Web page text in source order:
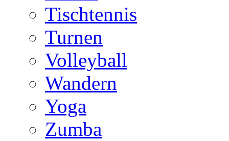
Tischtennis
Turnen
Volleyball
Wandern
Yoga
Zumba